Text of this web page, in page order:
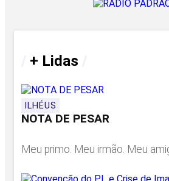
+ Lidas
ILHÉUS
NOTA DE PESAR
Meu primo. Meu irmão. Meu